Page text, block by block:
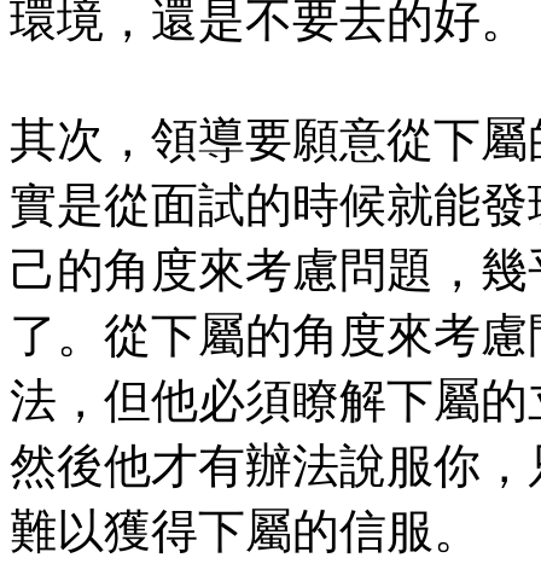
環境，還是不要去的好。
其次，領導要願意從下
實是從面試的時候就能
己的角度來考慮問題，
了。從下屬的角度來考
法，但他必須瞭解下屬
然後他才有辦法說服你
難以獲得下屬的信服。